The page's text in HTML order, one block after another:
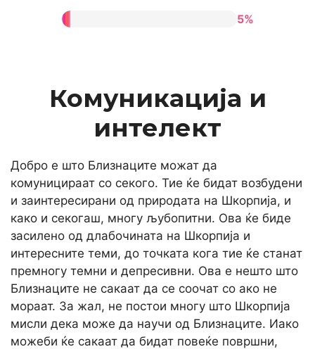
5%
Комуникација и
интелект
Добро е што Близнаците можат да
комуницираат со секого. Тие ќе бидат возбудени
и заинтересирани од природата на Шкорпија, и
како и секогаш, многу љубопитни. Ова ќе биде
засилено од длабочината на Шкорпија и
интересните теми, до точката кога тие ќе станат
премногу темни и депресивни. Ова е нешто што
Близнаците не сакаат да се соочат со ако не
мораат. За жал, не постои многу што Шкорпија
мисли дека може да научи од Близнаците. Иако
можеби ќе сакаат да бидат повеќе површни,